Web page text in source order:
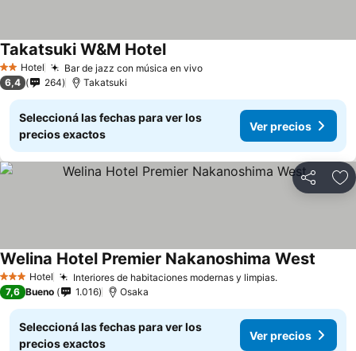
2 Estrellas
Hotel Bar de jazz con música en vivo
Takatsuki W&M Hotel
6,4 264 Takatsuki
Seleccioná las fechas para ver los
precios exactos
Ver precios
Compartir
3 Estrellas
Hotel Interiores de habitaciones modernas y limpias.
Welina Hotel Premier Nakanoshima West
7,6 Bueno 1.016 Osaka
Seleccioná las fechas para ver los
precios exactos
Ver precios